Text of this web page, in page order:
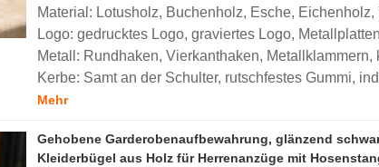
Material: Lotusholz, Buchenholz, Esche, Eichenholz,
Logo: gedrucktes Logo, graviertes Logo,
Metall: Rundhaken, Vierkanthaken, Metallklammern,
Kerbe: Samt an der Schulter, rutschfestes Gummi,
Mehr
Gehobene Garderobenaufbewahrung, glänzend
Kleiderbügel aus Holz für Herrenanzüge mit